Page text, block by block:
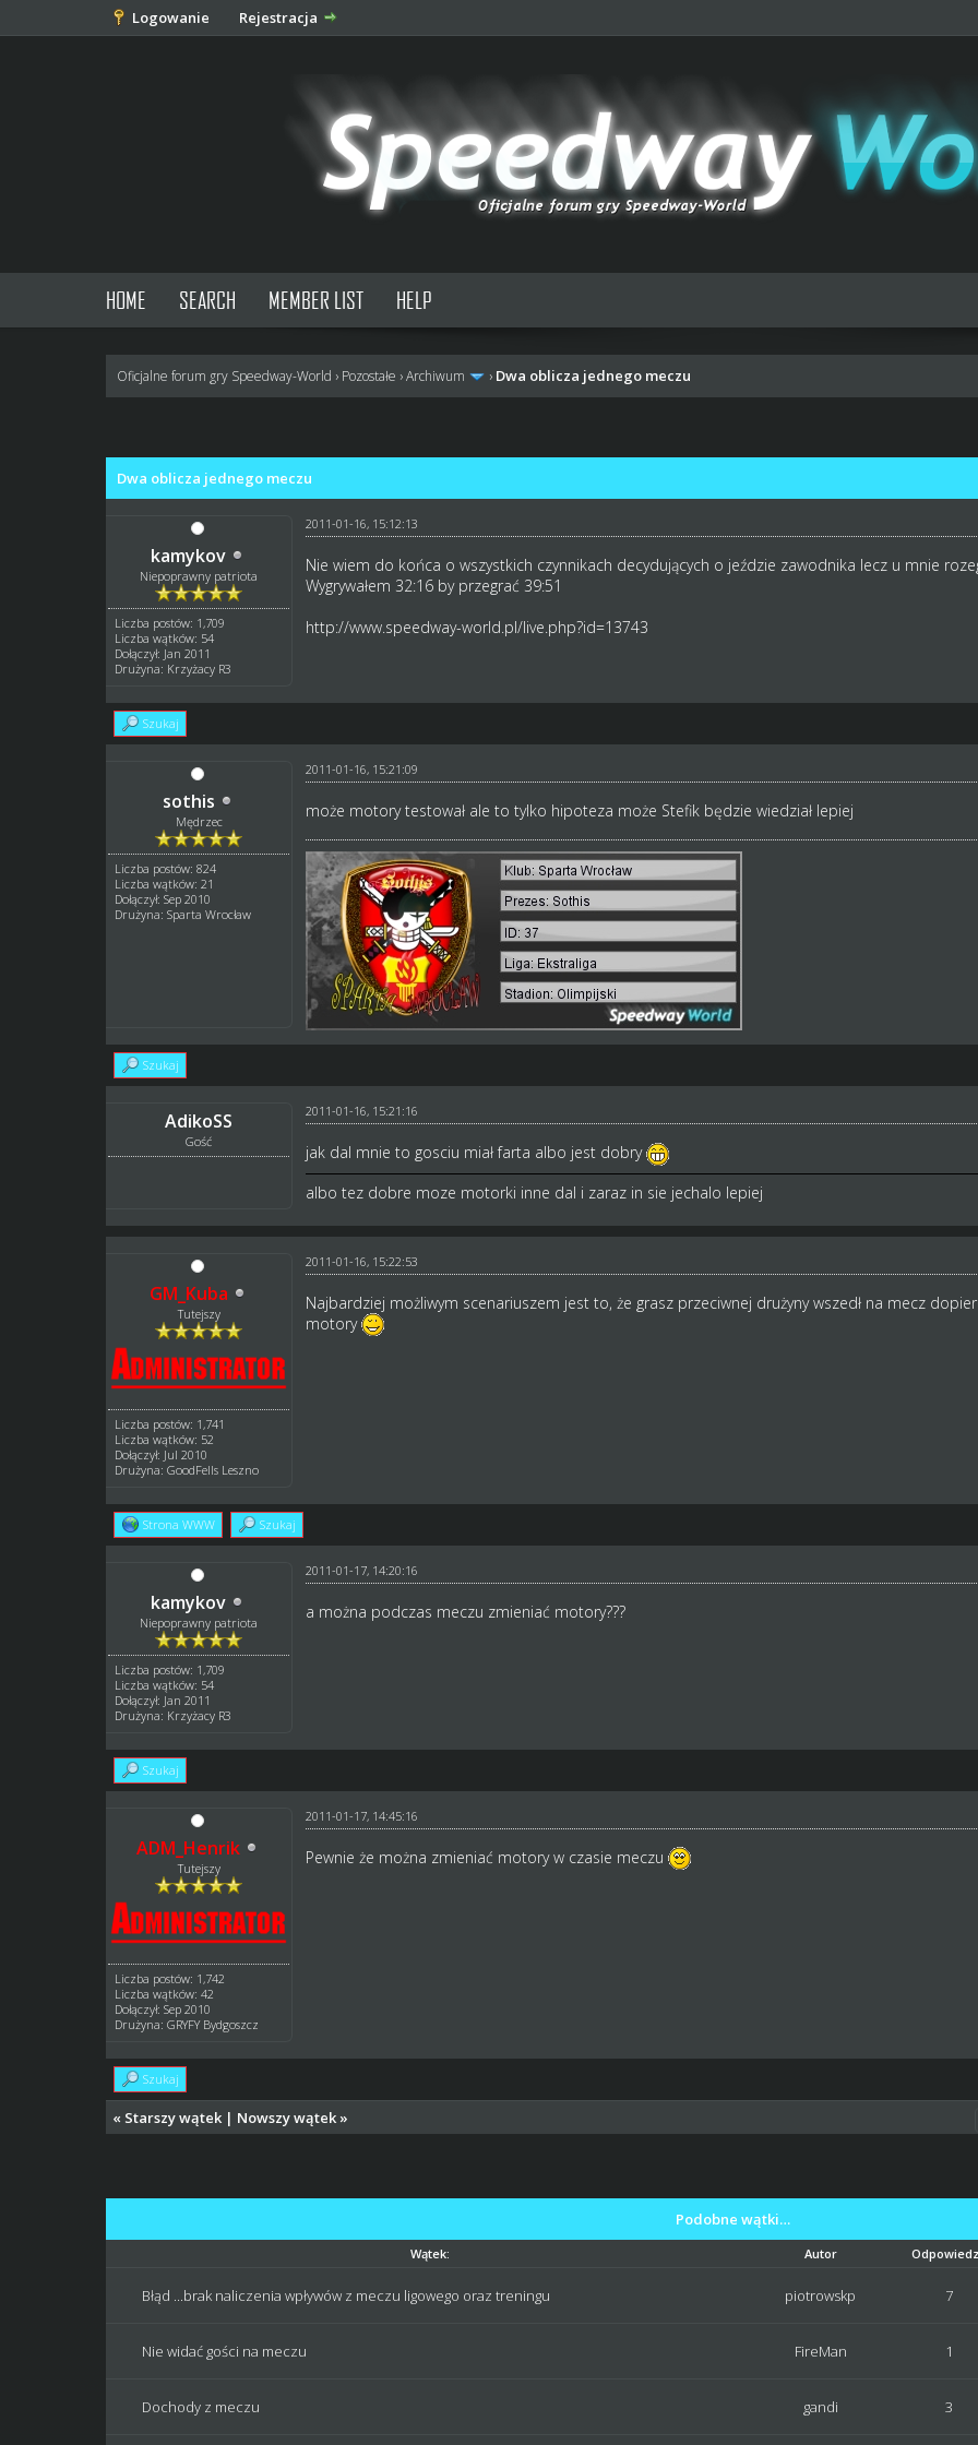
Logowanie Rejestracja
HOME SEARCH MEMBER LIST HELP
Oficjalne forum gry Speedway-World › Pozostałe ›Archiwum › Dwa oblicza jednego meczu
Dwa oblicza jednego meczu
kamykov
Niepoprawny patriota
Liczba postów: 1,709
Liczba wątków: 54
Dołączył: Jan 2011
Drużyna: Krzyżacy R3
2011-01-16, 15:12:13
Nie wiem do końca o wszystkich czynnikach decydujących o jeździe zawodnika lecz u mnie
Wygrywałem 32:16 by przegrać 39:51
http://www.speedway-world.pl/live.php?id=13743
Szukaj
sothis
Mędrzec
Liczba postów: 824
Liczba wątków: 21
Dołączył: Sep 2010
Drużyna: Sparta Wrocław
2011-01-16, 15:21:09
może motory testował ale to tylko hipoteza może Stefik będzie wiedział lepiej
Szukaj
AdikoSS
Gość
2011-01-16, 15:21:16
jak dal mnie to gosciu miał farta albo jest dobry
albo tez dobre moze motorki inne dal i zaraz in sie jechalo lepiej
GM_Kuba
Tutejszy
Liczba postów: 1,741
Liczba wątków: 52
Dołączył: Jul 2010
Drużyna: GoodFells Leszno
2011-01-16, 15:22:53
Najbardziej możliwym scenariuszem jest to, że grasz przeciwnej drużyny wszedł na mecz
motory
Strona WWW Szukaj
kamykov
Niepoprawny patriota
Liczba postów: 1,709
Liczba wątków: 54
Dołączył: Jan 2011
Drużyna: Krzyżacy R3
2011-01-17, 14:20:16
a można podczas meczu zmieniać motory???
Szukaj
ADM_Henrik
Tutejszy
Liczba postów: 1,742
Liczba wątków: 42
Dołączył: Sep 2010
Drużyna: GRYFY Bydgoszcz
2011-01-17, 14:45:16
Pewnie że można zmieniać motory w czasie meczu
Szukaj
« Starszy wątek | Nowszy wątek »
Podobne wątki…
Wątek: Autor
Błąd ...brak naliczenia wpływów z meczu ligowego oraz treningu piotrowskp 7
Nie widać gości na meczu FireMan 1
Dochody z meczu gandi 3